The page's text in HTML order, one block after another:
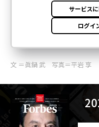
文 ＝眞鍋 武 写真＝平岩 享